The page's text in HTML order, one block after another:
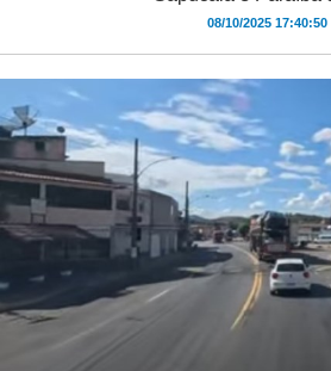
08/10/2025 17:40:50